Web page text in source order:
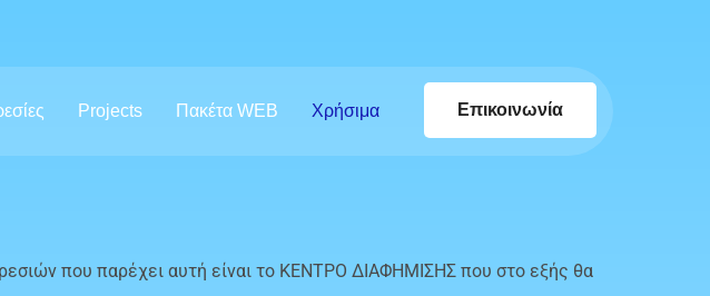
Projects Πακέτα WEB Χρήσιμα Επικοινωνία
που παρέχει αυτή είναι το ΚΕΝΤΡΟ ΔΙΑΦΗΜΙΣΗΣ που στο εξής θα